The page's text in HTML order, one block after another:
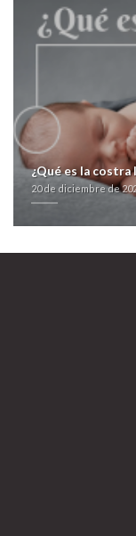
perolo te conociste
os Prendas aune
sincronizados ko
Flagyl sin receta
¿Qué es la costra
20 de diciembre de